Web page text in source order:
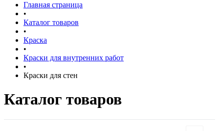
Главная страница
•
Каталог товаров
•
Краска
•
Краски для внутренних работ
•
Краски для стен
Каталог товаров